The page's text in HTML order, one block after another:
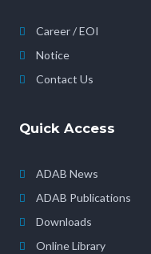
Career / EOI
Notice
Contact Us
Quick Access
ADAB News
ADAB Publications
Downloads
Online Library